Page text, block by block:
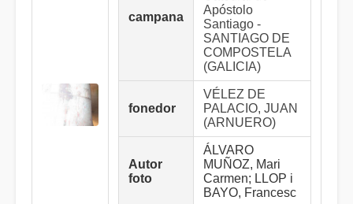
campana
Apóstolo
Santiago -
SANTIAGO DE
COMPOSTELA
(GALICIA)
fonedor
VÉLEZ DE
PALACIO, JUAN
(ARNUERO)
Autor
foto
ÁLVARO
MUÑOZ, Mari
Carmen; LLOP i
BAYO, Francesc